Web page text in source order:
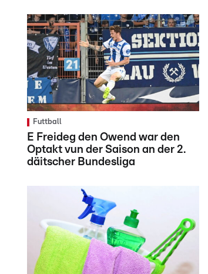
Futtball
E Freideg den Owend war den
Optakt vun der Saison an der 2.
däitscher Bundesliga